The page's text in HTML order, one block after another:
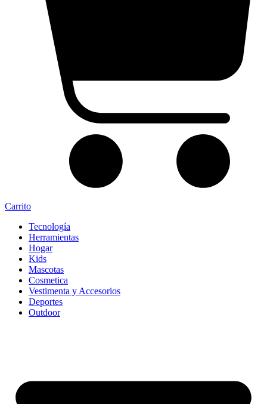
Carrito
Tecnología
Herramientas
Hogar
Kids
Mascotas
Cosmetica
Vestimenta y Accesorios
Deportes
Outdoor